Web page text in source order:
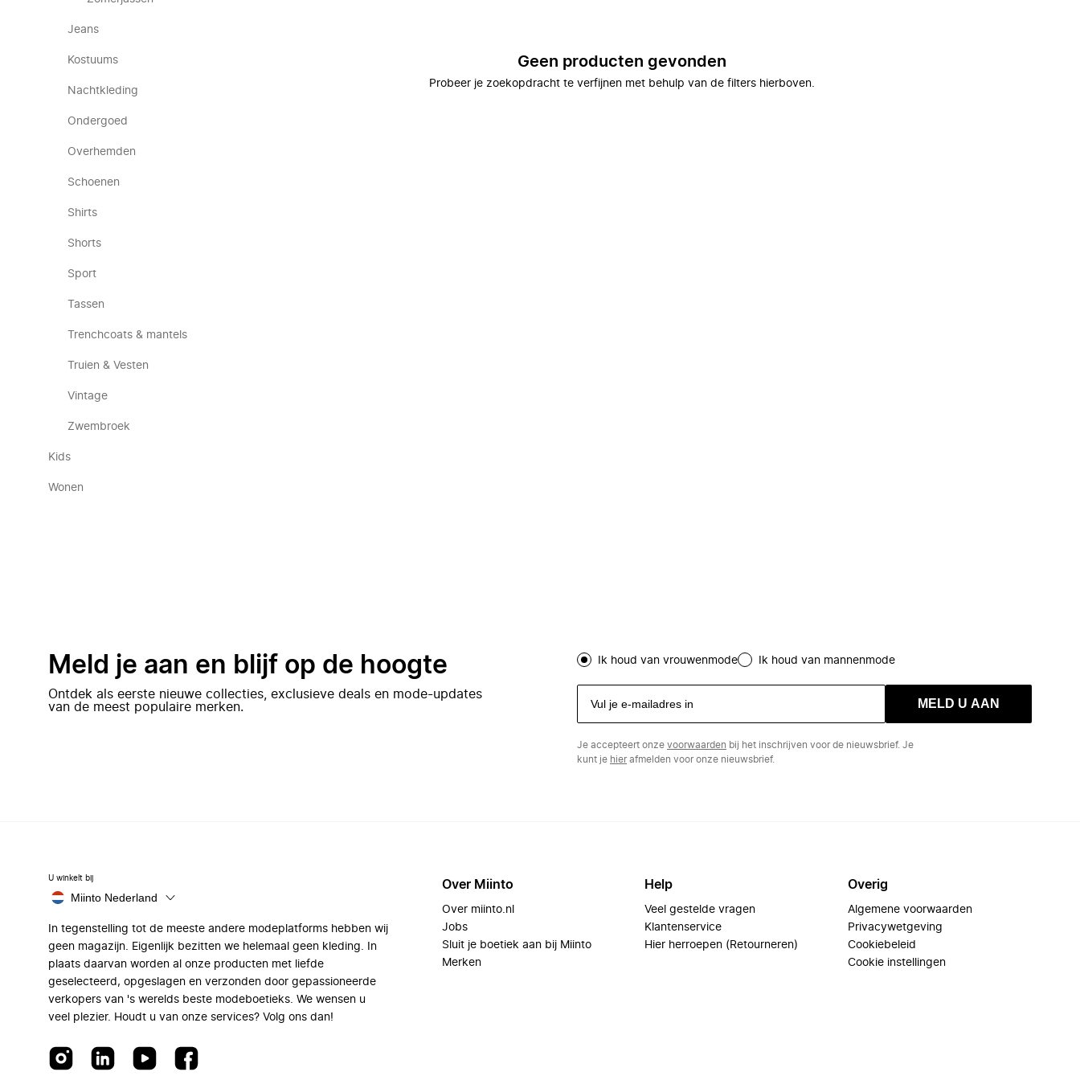
Jeans
Kostuums
Nachtkleding
Ondergoed
Overhemden
Schoenen
Shirts
Shorts
Sport
Tassen
Trenchcoats & mantels
Truien & Vesten
Vintage
Zwembroek
Kids
Wonen
Geen producten gevonden
Probeer je zoekopdracht te verfijnen met behulp van de filters hierboven.
Meld je aan en blijf op de hoogte
Ontdek als eerste nieuwe collecties, exclusieve deals en mode-updates
van de meest populaire merken.
Ik houd van vrouwenmode Ik houd van mannenmode
MELD U AAN
Je accepteert onze voorwaarden bij het inschrijven voor de nieuwsbrief. Je
kunt je hierafmelden voor onze nieuwsbrief.
U winkelt bij
Miinto Nederland
In tegenstelling tot de meeste andere modeplatforms hebben wij
geen magazijn. Eigenlijk bezitten we helemaal geen kleding. In
plaats daarvan worden al onze producten met liefde
geselecteerd, opgeslagen en verzonden door gepassioneerde
verkopers van 's werelds beste modeboetieks. We wensen u
veel plezier. Houdt u van onze services? Volg ons dan!
Over Miinto
Over miinto.nl
Jobs
Sluit je boetiek aan bij Miinto
Merken
Help
Veel gestelde vragen
Klantenservice
Hier herroepen (Retourneren)
Overig
Algemene voorwaarden
Privacywetgeving
Cookiebeleid
Cookie instellingen